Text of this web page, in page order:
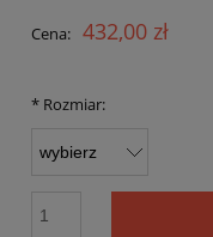
Cena: 432,00 zł
* Rozmiar: